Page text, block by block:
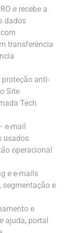
e recebe a
dados
transferência
proteção anti-
Site
Tech
e-mail
usados
operacional
e e-mails
e
e
ajuda, portal